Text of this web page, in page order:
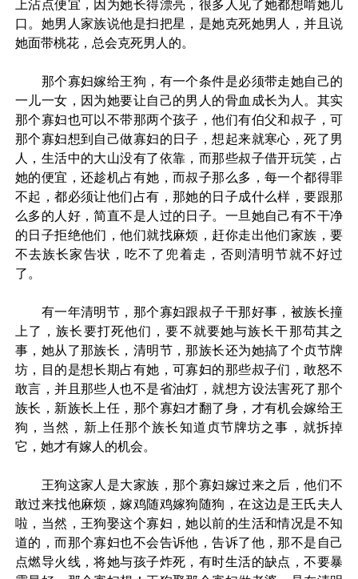
上沾点便宜，因为她长得漂亮，很多人见了她都想啃她几
口。她男人家族说他是扫把星，是她克死她男人，并且说
她面带桃花，总会克死男人的。
那个寡妇嫁给王狗，有一个条件是必须带走她自己的
一儿一女，因为她要让自己的男人的骨血成长为人。其实
那个寡妇也可以不带那两个孩子，他们有伯父和叔子，可
那个寡妇想到自己做寡妇的日子，想起来就寒心，死了男
人，生活中的大山没有了依靠，而那些叔子借开玩笑，占
她的便宜，还趁机占有她，而叔子那么多，每一个都得罪
不起，都必须让他们占有，那她的日子成什么样，要跟那
么多的人好，简直不是人过的日子。一旦她自己有不干净
的日子拒绝他们，他们就找麻烦，赶你走出他们家族，要
不去族长家告状，吃不了兜着走，否则清明节就不好过
了。
有一年清明节，那个寡妇跟叔子干那好事，被族长撞
上了，族长要打死他们，要不就要她与族长干那苟其之
事，她从了那族长，清明节，那族长还为她搞了个贞节牌
坊，目的是想长期占有她，可寡妇的那些叔子们，敢怒不
敢言，并且那些人也不是省油灯，就想方设法害死了那个
族长，新族长上任，那个寡妇才翻了身，才有机会嫁给王
狗，当然，新上任那个族长知道贞节牌坊之事，就拆掉
它，她才有嫁人的机会。
王狗这家人是大家族，那个寡妇嫁过来之后，他们不
敢过来找他麻烦，嫁鸡随鸡嫁狗随狗，在这边是王氏夫人
啦，当然，王狗娶这个寡妇，她以前的生活和情况是不知
道的，而那个寡妇也不会告诉他，告诉了他，那不是自己
点燃导火线，将她与孩子炸死，有时生活的缺点，不要暴